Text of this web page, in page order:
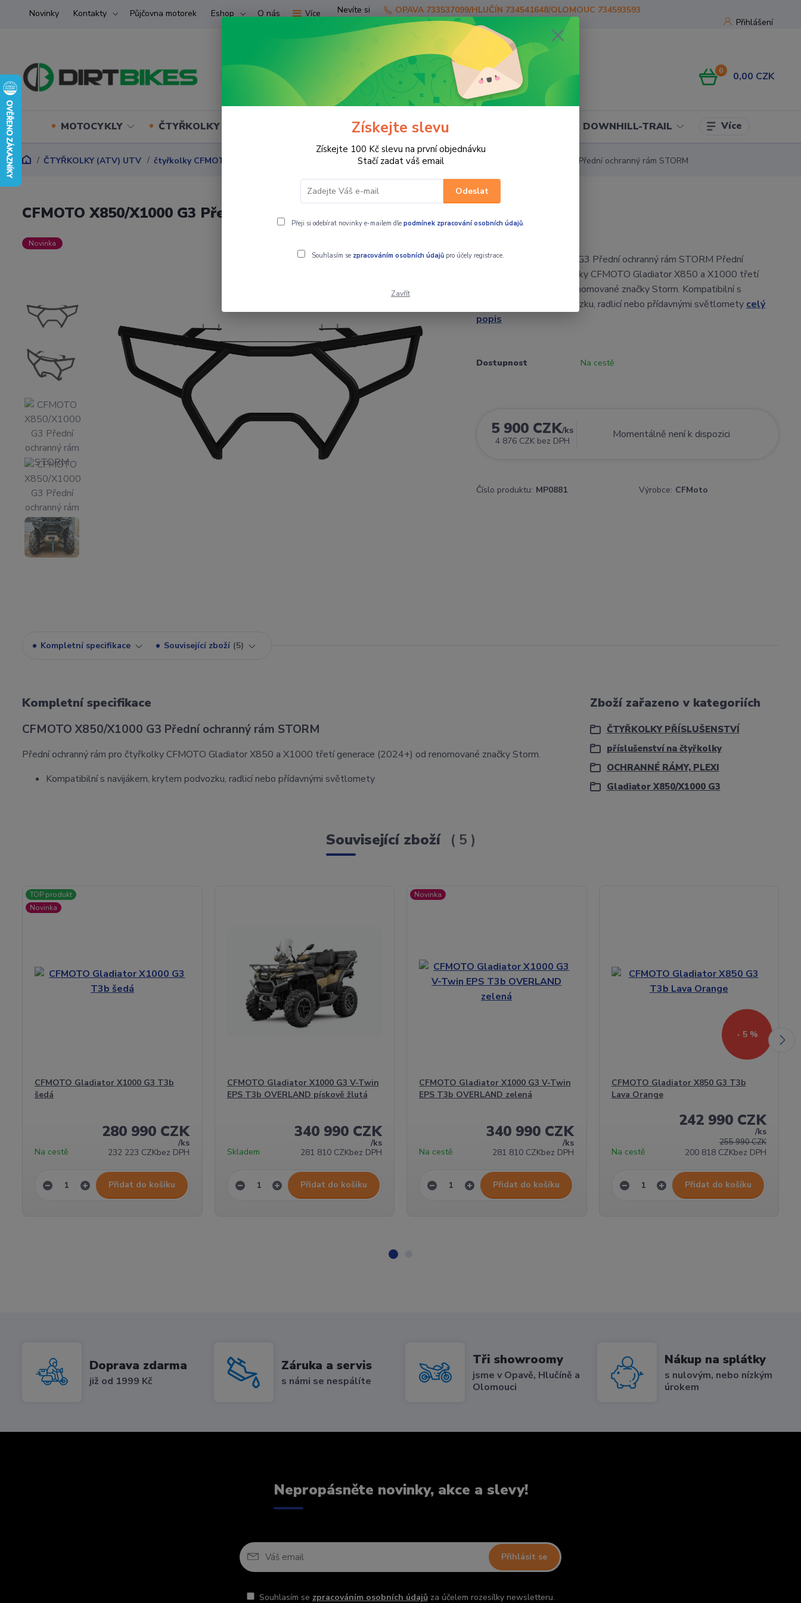
Novinky Kontakty Půjčovna motorek Eshop O nás Více
Přihlášení
Hledat
Nevíte si
rady?
Zavolejte.
OPAVA 733537099/HLUČÍN 734541648/OLOMOUC 734593593
0 0,00 CZK
MOTOCYKLY ČTYŘKOLKY (ATV) UTV SKÚTRY PRO JEZDCE DOWNHILL-TRAIL Více
ČTYŘKOLKY (ATV) UTV čtyřkolky CFMOTO Gladiator X850/X1000 G3 CFMOTO X850/X1000 G3 Přední ochranný rám STORM
CFMOTO X850/X1000 G3 Přední ochranný rám STORM
Novinka
CFMOTO X850/X1000 G3 Přední ochranný rám STORM Přední
ochranný rám pro čtyřkolky CFMOTO Gladiator X850 a X1000 třetí
generace (2024+) od renomované značky Storm. Kompatibilní s
navijákem, krytem podvozku, radlicí nebo přídavnými světlomety celý
popis
Dostupnost Na cestě
5 900 CZK/ks
4 876 CZK bez DPH
Momentálně není k dispozici
Číslo produktu: MP0881 Výrobce: CFMoto
Kompletní specifikace Související zboží 5
Kompletní specifikace
CFMOTO X850/X1000 G3 Přední ochranný rám STORM
Přední ochranný rám pro čtyřkolky CFMOTO Gladiator X850 a X1000 třetí generace (2024+) od renomované značky Storm.
Kompatibilní s navijákem, krytem podvozku, radlicí nebo přídavnými světlomety
Zboží zařazeno v kategoriích
ČTYŘKOLKY PŘÍSLUŠENSTVÍ
příslušenství na čtyřkolky
OCHRANNÉ RÁMY, PLEXI
Gladiator X850/X1000 G3
Související zboží 5
TOP produkt
Novinka
CFMOTO Gladiator X1000 G3 T3b
šedá
280 990 CZK
/ks
232 223 CZKbez DPH
Na cestě
Přidat do košíku
CFMOTO Gladiator X1000 G3 V-Twin
EPS T3b OVERLAND pískově žlutá
340 990 CZK
/ks
281 810 CZKbez DPH
Skladem
Přidat do košíku
Novinka
CFMOTO Gladiator X1000 G3 V-Twin
EPS T3b OVERLAND zelená
340 990 CZK
/ks
281 810 CZKbez DPH
Na cestě
Přidat do košíku
- 5 %
CFMOTO Gladiator X850 G3 T3b
Lava Orange
255 990 CZK
242 990 CZK
/ks
200 818 CZKbez DPH
Na cestě
Přidat do košíku
Doprava zdarma
již od 1999 Kč
Záruka a servis
s námi se nespálíte
Tři showroomy
jsme v Opavě, Hlučíně a
Olomouci
Nákup na splátky
s nulovým, nebo nízkým
úrokem
Nepropásněte novinky, akce a slevy!
Přihlásit se
Souhlasím se zpracováním osobních údajůza účelem rozesílky newsletteru.
Získejte slevu
Získejte 100 Kč slevu na první objednávku
Stačí zadat váš email
Odeslat
Přeji si odebírat novinky e-mailem dle podmínek zpracování osobních údajů.
Souhlasím se zpracováním osobních údajůpro účely registrace.
Zavřít